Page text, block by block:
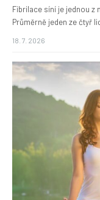
Fibrilace síní je jednou z
Průměrně jeden ze čtyř
18. 7. 2026